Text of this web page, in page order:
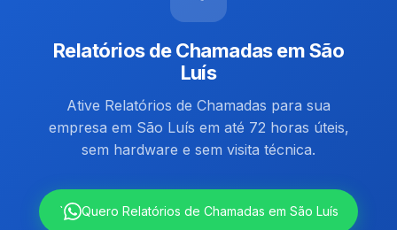
Relatórios de Chamadas em São
Luís
Ative Relatórios de Chamadas para sua
empresa em São Luís em até 72 horas úteis,
sem hardware e sem visita técnica.
` Quero Relatórios de Chamadas em São Luís